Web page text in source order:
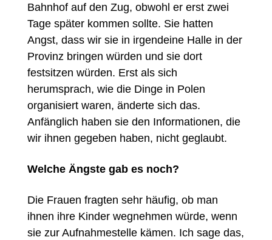
Bahnhof auf den Zug, obwohl er erst zwei
Tage später kommen sollte. Sie hatten
Angst, dass wir sie in irgendeine Halle in der
Provinz bringen würden und sie dort
festsitzen würden. Erst als sich
herumsprach, wie die Dinge in Polen
organisiert waren, änderte sich das.
Anfänglich haben sie den Informationen, die
wir ihnen gegeben haben, nicht geglaubt.
Welche Ängste gab es noch?
Die Frauen fragten sehr häufig, ob man
ihnen ihre Kinder wegnehmen würde, wenn
sie zur Aufnahmestelle kämen. Ich sage das,